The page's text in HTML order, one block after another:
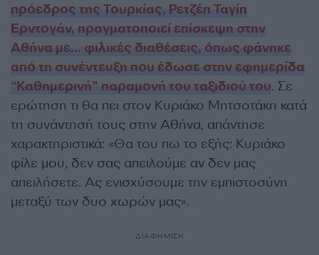
πρόεδρος της Τουρκίας, Ρετζέπ Ταγίπ
Ερντογάν, πραγματοποιεί επίσκεψη στην
Αθήνα με… φιλικές διαθέσεις, όπως φάνηκε
από τη συνέντευξη που έδωσε στην εφημερίδα
“Καθημερινή” παραμονή του ταξιδιού του. Σε
ερώτηση τι θα πει στον Κυριάκο Μητσοτάκη κατά
τη συνάντησή τους στην Αθήνα, απάντησε
χαρακτηριστικά: «Θα του πω το εξής: Κυριάκο
φίλε μου, δεν σας απειλούμε αν δεν μας
απειλήσετε. Ας ενισχύσουμε την εμπιστοσύνη
μεταξύ των δυο χωρών μας».
ΔΙΑΦΗΜΙΣΗ